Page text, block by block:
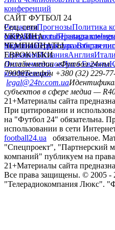
конференций
САЙТ ФУТБОЛ 24
РедакцияПрогнозыПолитика
сайтуКонтактыПравила
политикаСтруктура
Соц. сети
facebookxyoutubeinstagram
УКРАИНА
УкраинаПервая лигаВторая
ЧЕМПИОНАТЫ
ГерманияИспанияАнглия
ЕВРОКУБКИ
Лига чемпионовЛига Европы
конференций
Онлайн-медиа «Футбол 24»пл.
79008Телефон +380 (32) 229-
legal@24tv.com.ua
субъектов в сфере медиа —
21+Материалы сайта
При цитировании и
на "Футбол 24" обязательна.
использовании в сети
football24.ua
обязательное.
"Спецпроект", "Партнерский
компаний" публикуем на
21+Материалы сайта
Все права защищены. © 2005 -
"Телерадиокомпания Люкс".